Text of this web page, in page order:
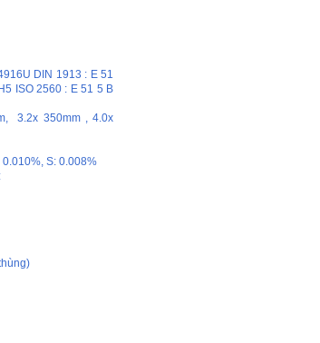
DIN 1913 : E 51
ISO 2560 : E 51 5 B
3.2x 350mm , 4.0x
S: 0.008%